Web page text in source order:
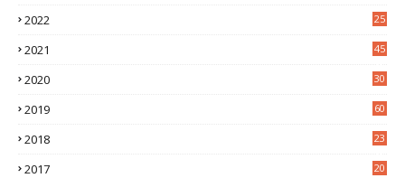
2022
25
2021
45
2020
30
2019 60
2018
23
2017
20